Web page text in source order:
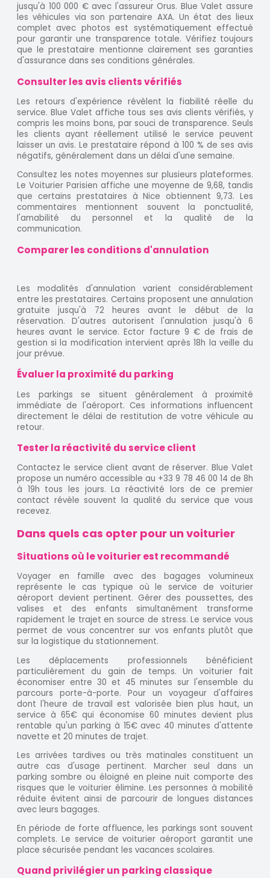
jusqu'à 100 000 € avec l'assureur Orus. Blue Valet assure
les véhicules via son partenaire AXA. Un état des lieux
complet avec photos est systématiquement effectué
pour garantir une transparence totale. Vérifiez toujours
que le prestataire mentionne clairement ses garanties
d'assurance dans ses conditions générales.
Consulter les avis clients vérifiés
Les retours d'expérience révèlent la fiabilité réelle du
service. Blue Valet affiche tous ses avis clients vérifiés, y
compris les moins bons, par souci de transparence. Seuls
les clients ayant réellement utilisé le service peuvent
laisser un avis. Le prestataire répond à 100 % de ses avis
négatifs, généralement dans un délai d'une semaine.
Consultez les notes moyennes sur plusieurs plateformes.
Le Voiturier Parisien affiche une moyenne de 9,68, tandis
que certains prestataires à Nice obtiennent 9,73. Les
commentaires mentionnent souvent la ponctualité,
l'amabilité du personnel et la qualité de la
communication.
Comparer les conditions d'annulation
Les modalités d'annulation varient considérablement
entre les prestataires. Certains proposent une annulation
gratuite jusqu'à 72 heures avant le début de la
réservation. D'autres autorisent l'annulation jusqu'à 6
heures avant le service. Ector facture 9 € de frais de
gestion si la modification intervient après 18h la veille du
jour prévue.
Évaluer la proximité du parking
Les parkings se situent généralement à proximité
immédiate de l'aéroport. Ces informations influencent
directement le délai de restitution de votre véhicule au
retour.
Tester la réactivité du service client
Contactez le service client avant de réserver. Blue Valet
propose un numéro accessible au +33 9 78 46 00 14 de 8h
à 19h tous les jours. La réactivité lors de ce premier
contact révèle souvent la qualité du service que vous
recevez.
Dans quels cas opter pour un voiturier
Situations où le voiturier est recommandé
Voyager en famille avec des bagages volumineux
représente le cas typique où le service de voiturier
aéroport devient pertinent. Gérer des poussettes, des
valises et des enfants simultanément transforme
rapidement le trajet en source de stress. Le service vous
permet de vous concentrer sur vos enfants plutôt que
sur la logistique du stationnement.
Les déplacements professionnels bénéficient
particulièrement du gain de temps. Un voiturier fait
économiser entre 30 et 45 minutes sur l'ensemble du
parcours porte-à-porte. Pour un voyageur d'affaires
dont l'heure de travail est valorisée bien plus haut, un
service à 65€ qui économise 60 minutes devient plus
rentable qu'un parking à 15€ avec 40 minutes d'attente
navette et 20 minutes de trajet.
Les arrivées tardives ou très matinales constituent un
autre cas d'usage pertinent. Marcher seul dans un
parking sombre ou éloigné en pleine nuit comporte des
risques que le voiturier élimine. Les personnes à mobilité
réduite évitent ainsi de parcourir de longues distances
avec leurs bagages.
En période de forte affluence, les parkings sont souvent
complets. Le service de voiturier aéroport garantit une
place sécurisée pendant les vacances scolaires.
Quand privilégier un parking classique